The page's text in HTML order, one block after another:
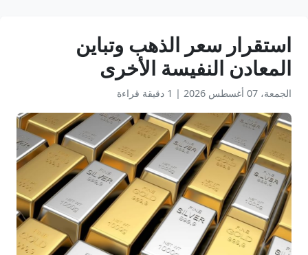
استقرار سعر الذهب وتباين
المعادن النفيسة الأخرى
الجمعة، 07 أغسطس 2026 | 1 دقيقة قراءة